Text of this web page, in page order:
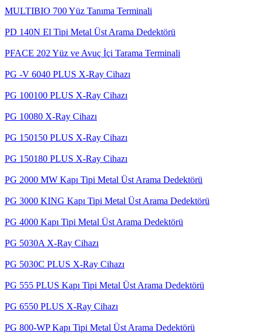
MULTIBIO 700 Yüz Tanıma Terminali
PD 140N El Tipi Metal Üst Arama Dedektörü
PFACE 202 Yüz ve Avuç İçi Tarama Terminali
PG -V 6040 PLUS X-Ray Cihazı
PG 100100 PLUS X-Ray Cihazı
PG 10080 X-Ray Cihazı
PG 150150 PLUS X-Ray Cihazı
PG 150180 PLUS X-Ray Cihazı
PG 2000 MW Kapı Tipi Metal Üst Arama Dedektörü
PG 3000 KING Kapı Tipi Metal Üst Arama Dedektörü
PG 4000 Kapı Tipi Metal Üst Arama Dedektörü
PG 5030A X-Ray Cihazı
PG 5030C PLUS X-Ray Cihazı
PG 555 PLUS Kapı Tipi Metal Üst Arama Dedektörü
PG 6550 PLUS X-Ray Cihazı
PG 800-WP Kapı Tipi Metal Üst Arama Dedektörü